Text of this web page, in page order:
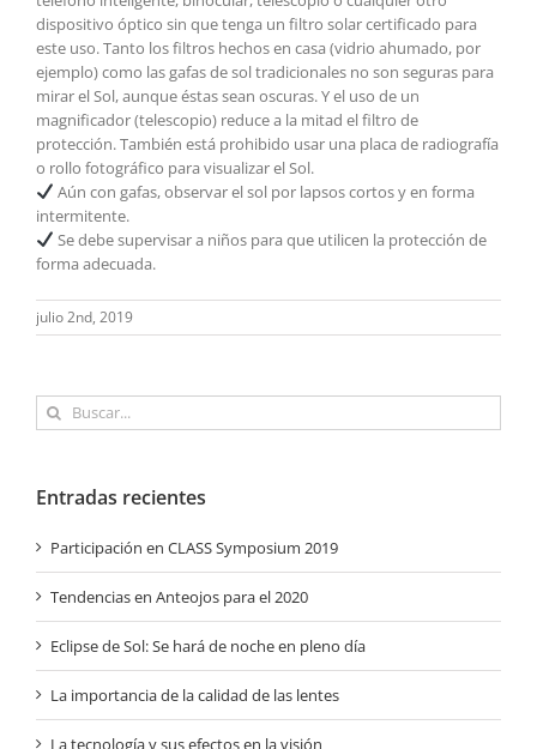
dispositivo óptico sin que tenga un filtro solar certificado para
este uso. Tanto los filtros hechos en casa (vidrio ahumado, por
ejemplo) como las gafas de sol tradicionales no son seguras para
mirar el Sol, aunque éstas sean oscuras. Y el uso de un
magnificador (telescopio) reduce a la mitad el filtro de
protección. También está prohibido usar una placa de radiografía
o rollo fotográfico para visualizar el Sol.
Aún con gafas, observar el sol por lapsos cortos y en forma
intermitente.
Se debe supervisar a niños para que utilicen la protección de
forma adecuada.
julio 2nd, 2019
Buscar:
Entradas recientes
Participación en CLASS Symposium 2019
Tendencias en Anteojos para el 2020
Eclipse de Sol: Se hará de noche en pleno día
La importancia de la calidad de las lentes
La tecnología y sus efectos en la visión